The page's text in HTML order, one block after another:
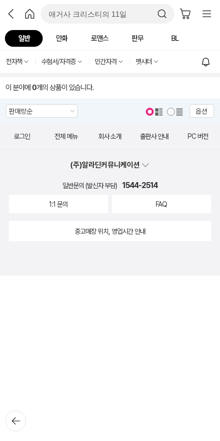
일반 만화 로맨스 판무 BL
전자책 수험서/자격증 민간자격 펫시터
이 분야에 0개의 상품이 있습니다.
옵션
뒤로가
기
로그인 전체 메뉴 회사 소개 출판사 안내 PC 버전
(주)알라딘커뮤니케이션
일반문의 (발신자 부담) 1544-2514
1:1 문의 FAQ
중고매장 위치, 영업시간 안내